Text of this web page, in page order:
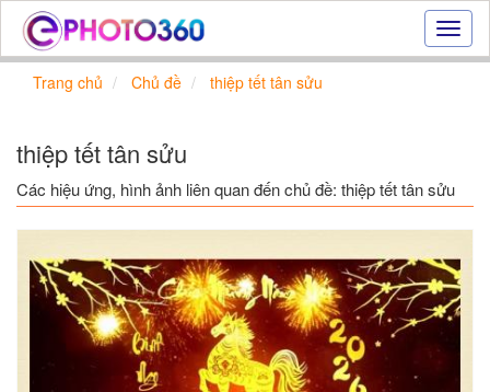
Hiệu
ứng
đẹp
trực
tuyến,
ảnh
online
Trang chủ Chủ đề thiệp tết tân sửu
thiệp tết tân sửu
Các hiệu ứng, hình ảnh liên quan đến chủ đề: thiệp tết tân sửu